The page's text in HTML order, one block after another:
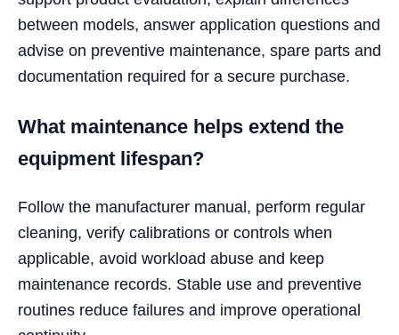
between models, answer application questions and
advise on preventive maintenance, spare parts and
documentation required for a secure purchase.
What maintenance helps extend the
equipment lifespan?
Follow the manufacturer manual, perform regular
cleaning, verify calibrations or controls when
applicable, avoid workload abuse and keep
maintenance records. Stable use and preventive
routines reduce failures and improve operational